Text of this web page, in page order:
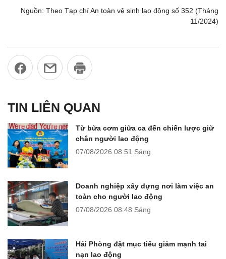
Nguồn: Theo Tạp chí An toàn vệ sinh lao động số 352 (Tháng
11/2024)
TIN LIÊN QUAN
Từ bữa cơm giữa ca đến chiến lược giữ
chân người lao động
07/08/2026 08:51 Sáng
Doanh nghiệp xây dựng nơi làm việc an
toàn cho người lao động
07/08/2026 08:48 Sáng
Hải Phòng đặt mục tiêu giảm mạnh tai
nạn lao động